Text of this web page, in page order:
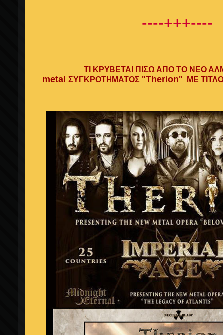
----+++----
ΤΙ ΚΡΥΒΕΤΑΙ ΠΙΣΩ ΑΠΟ ΤΟ ΝΕΟ
metal ΣΥΓΚΡΟΤΗΜΑΤΟΣ "Therion" ΜΕ